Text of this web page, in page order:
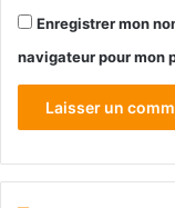
Enregistrer mon
navigateur pour mon